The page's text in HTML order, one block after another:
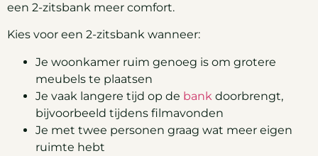
een 2-zitsbank meer comfort.
Kies voor een 2-zitsbank wanneer:
Je woonkamer ruim genoeg is om grotere
meubels te plaatsen
Je vaak langere tijd op de bank doorbrengt,
bijvoorbeeld tijdens filmavonden
Je met twee personen graag wat meer eigen
ruimte hebt